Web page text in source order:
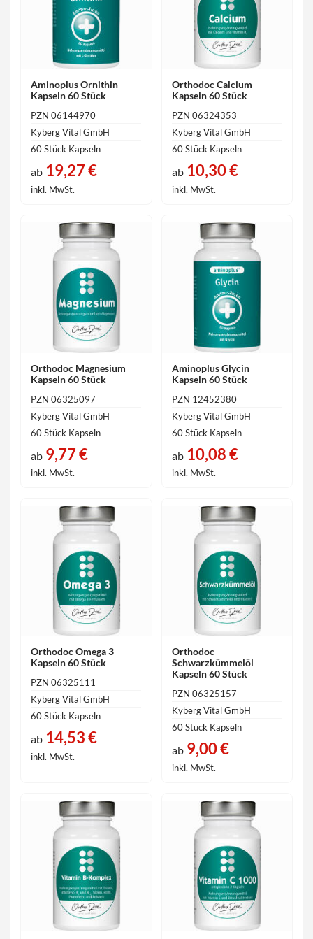
Aminoplus Ornithin
Kapseln 60 Stück
PZN 06144970
Kyberg Vital GmbH
60 Stück Kapseln
ab 19,27 €
inkl. MwSt.
Orthodoc Calcium
Kapseln 60 Stück
PZN 06324353
Kyberg Vital GmbH
60 Stück Kapseln
ab10,30 €
inkl. MwSt.
Orthodoc Magnesium
Kapseln 60 Stück
PZN 06325097
Kyberg Vital GmbH
60 Stück Kapseln
ab 9,77 €
inkl. MwSt.
Aminoplus Glycin
Kapseln 60 Stück
PZN 12452380
Kyberg Vital GmbH
60 Stück Kapseln
ab10,08 €
inkl. MwSt.
Orthodoc Omega 3
Kapseln 60 Stück
PZN 06325111
Kyberg Vital GmbH
60 Stück Kapseln
ab 14,53 €
inkl. MwSt.
Orthodoc
Schwarzkümmelöl
Kapseln 60 Stück
PZN 06325157
Kyberg Vital GmbH
60 Stück Kapseln
ab9,00 €
inkl. MwSt.